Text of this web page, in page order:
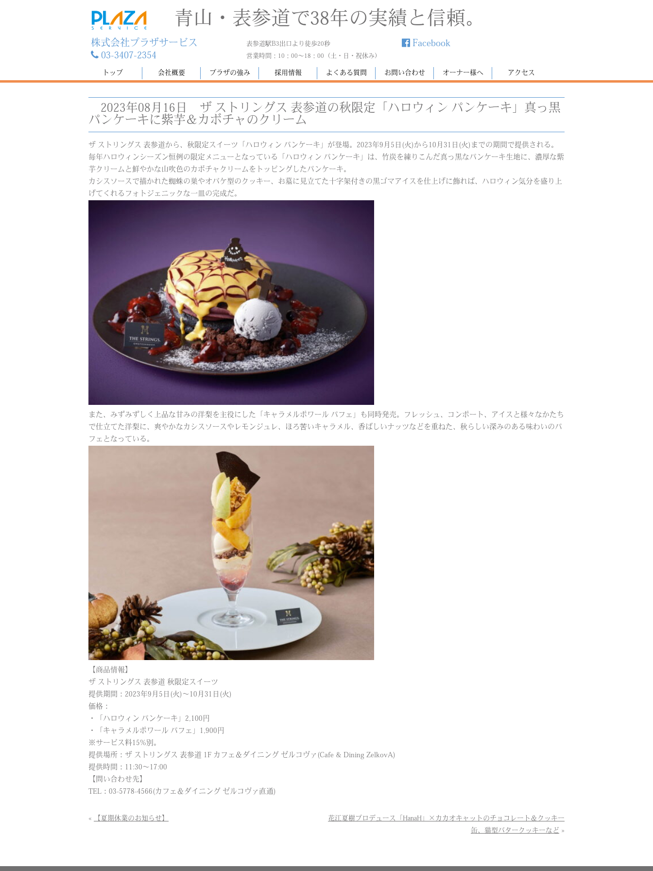
青山・表参道で38年の実績と信頼。
株式会社プラザサービス
03-3407-2354
表参道駅B3出口より徒歩20秒
営業時間：10：00～18：00（土・日・祝休み）
Facebook
トップ 会社概要 プラザの強み 採用情報 よくある質問 お問い合わせ オーナー様へ アクセス
2023年08月16日 ザ ストリングス 表参道の秋限定「ハロウィン パンケーキ」真っ黒
パンケーキに紫芋＆カボチャのクリーム
ザ ストリングス 表参道から、秋限定スイーツ「ハロウィン パンケーキ」が登場。2023年9月5日(火)から10月31日(火)までの期間で提供される。
毎年ハロウィンシーズン恒例の限定メニューとなっている「ハロウィン パンケーキ」は、竹炭を練りこんだ真っ黒なパンケーキ生地に、濃厚な紫
芋クリームと鮮やかな山吹色のカボチャクリームをトッピングしたパンケーキ。
カシスソースで描かれた蜘蛛の巣やオバケ型のクッキー、お墓に見立てた十字架付きの黒ゴマアイスを仕上げに飾れば、ハロウィン気分を盛り上
げてくれるフォトジェニックな一皿の完成だ。
また、みずみずしく上品な甘みの洋梨を主役にした「キャラメルポワール パフェ」も同時発売。フレッシュ、コンポート、アイスと様々なかたち
で仕立てた洋梨に、爽やかなカシスソースやレモンジュレ、ほろ苦いキャラメル、香ばしいナッツなどを重ねた、秋らしい深みのある味わいのパ
フェとなっている。
【商品情報】
ザ ストリングス 表参道 秋限定スイーツ
提供期間：2023年9月5日(火)〜10月31日(火)
価格：
・「ハロウィン パンケーキ」2,100円
・「キャラメルポワール パフェ」1,900円
※サービス料15%別。
提供場所：ザ ストリングス 表参道 1F カフェ＆ダイニング ゼルコヴァ(Cafe & Dining ZelkovA)
提供時間：11:30～17:00
【問い合わせ先】
TEL：03-5778-4566(カフェ＆ダイニング ゼルコヴァ直通)
« 【夏期休業のお知らせ】
花江夏樹プロデュース「HanaH」×カカオキャットのチョコレート＆クッキー
缶、猫型バタークッキーなど »